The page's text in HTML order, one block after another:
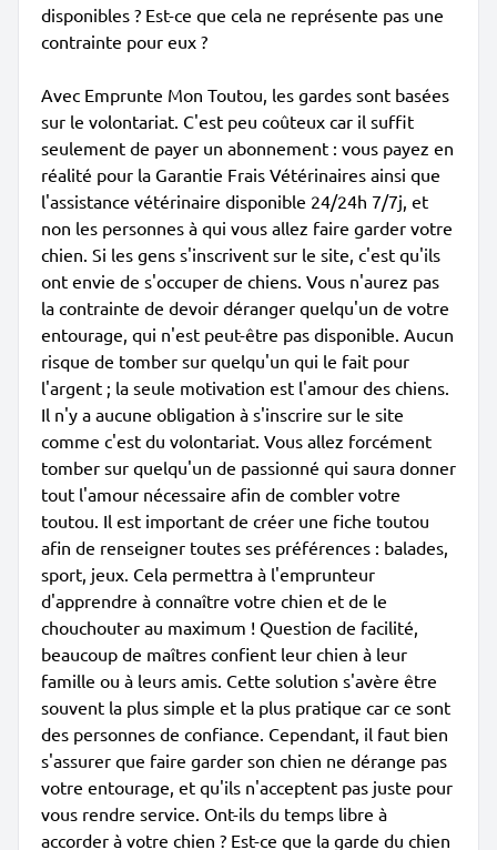
disponibles ? Est-ce que cela ne représente pas une
contrainte pour eux ?
Avec Emprunte Mon Toutou, les gardes sont basées
sur le volontariat. C'est peu coûteux car il suffit
seulement de payer un abonnement : vous payez en
réalité pour la Garantie Frais Vétérinaires ainsi que
l'assistance vétérinaire disponible 24/24h 7/7j, et
non les personnes à qui vous allez faire garder votre
chien. Si les gens s'inscrivent sur le site, c'est qu'ils
ont envie de s'occuper de chiens. Vous n'aurez pas
la contrainte de devoir déranger quelqu'un de votre
entourage, qui n'est peut-être pas disponible. Aucun
risque de tomber sur quelqu'un qui le fait pour
l'argent ; la seule motivation est l'amour des chiens.
Il n'y a aucune obligation à s'inscrire sur le site
comme c'est du volontariat. Vous allez forcément
tomber sur quelqu'un de passionné qui saura donner
tout l'amour nécessaire afin de combler votre
toutou. Il est important de créer une fiche toutou
afin de renseigner toutes ses préférences : balades,
sport, jeux. Cela permettra à l'emprunteur
d'apprendre à connaître votre chien et de le
chouchouter au maximum ! Question de facilité,
beaucoup de maîtres confient leur chien à leur
famille ou à leurs amis. Cette solution s'avère être
souvent la plus simple et la plus pratique car ce sont
des personnes de confiance. Cependant, il faut bien
s'assurer que faire garder son chien ne dérange pas
votre entourage, et qu'ils n'acceptent pas juste pour
vous rendre service. Ont-ils du temps libre à
accorder à votre chien ? Est-ce que la garde du chien